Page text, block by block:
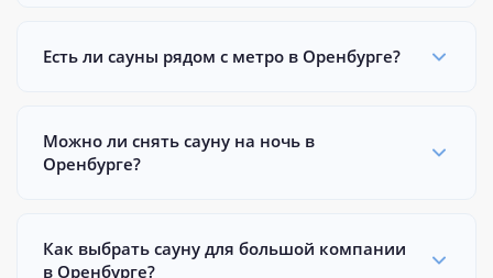
Есть ли сауны рядом с метро в Оренбурге?
Можно ли снять сауну на ночь в
Оренбурге?
Как выбрать сауну для большой компании
в Оренбурге?